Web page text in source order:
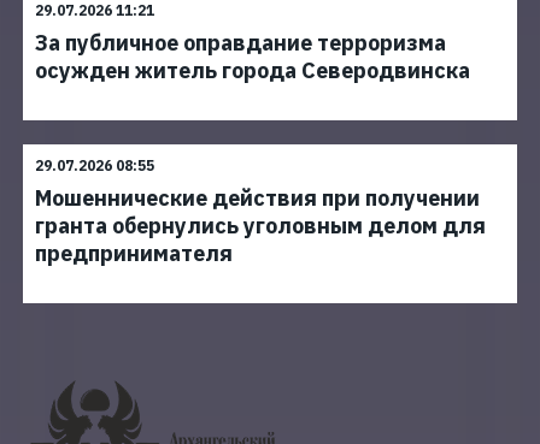
29.07.2026 11:21
За публичное оправдание терроризма
осужден житель города Северодвинска
29.07.2026 08:55
Мошеннические действия при получении
гранта обернулись уголовным делом для
предпринимателя